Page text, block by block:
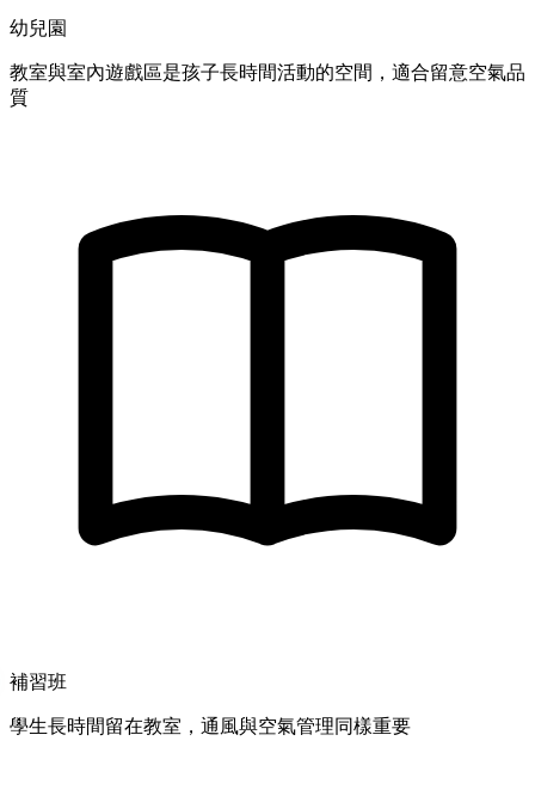
幼兒園
教室與室內遊戲區是孩子長時間活動的空間，適合留意空氣品
質
補習班
學生長時間留在教室，通風與空氣管理同樣重要